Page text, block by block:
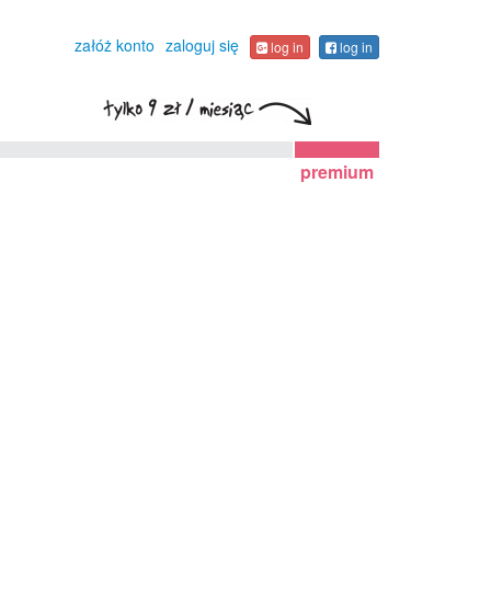
załóż konto zaloguj się log in log in
premium